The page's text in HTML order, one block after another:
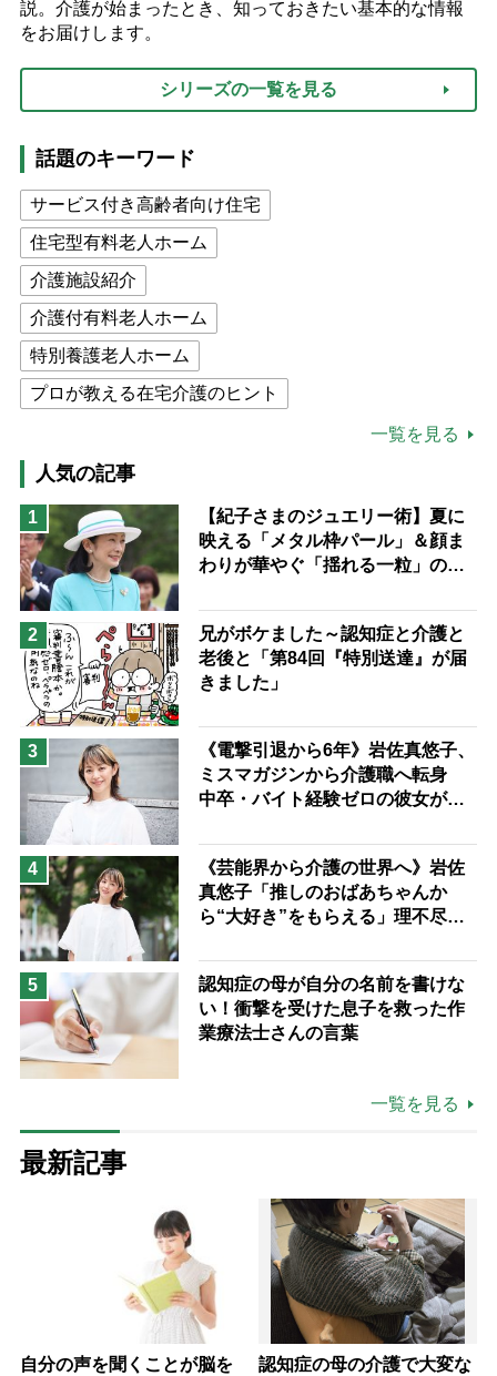
説。介護が始まったとき、知っておきたい基本的な情報
をお届けします。
シリーズの一覧を見る
話題のキーワード
サービス付き高齢者向け住宅
住宅型有料老人ホーム
介護施設紹介
介護付有料老人ホーム
特別養護老人ホーム
プロが教える在宅介護のヒント
高木ブー
ケアマネジャー
猫が母になつきません
息子の遠距離介護サバイバル術
兄がボケました
予防法
一覧を見る
人気の記事
1
【紀子さまのジュエリー術】夏に
映える「メタル枠パール」＆顔ま
わりが華やぐ「揺れる一粒」の使
2
兄がボケました～認知症と介護と
老後と「第84回『特別送達』が届
きました」
3
《電撃引退から6年》岩佐真悠子、
ミスマガジンから介護職へ転身
中卒・バイト経験ゼロの彼女が見
ながら自分らしくいられる」
4
《芸能界から介護の世界へ》岩佐
真悠子「推しのおばあちゃんか
ら“大好き”をもらえる」理不尽さ
場は「愛おしい」
5
認知症の母が自分の名前を書けな
い！衝撃を受けた息子を救った作
業療法士さんの言葉
一覧を見る
最新記事
自分の声を聞くことが脳を
認知症の母の介護で大変な